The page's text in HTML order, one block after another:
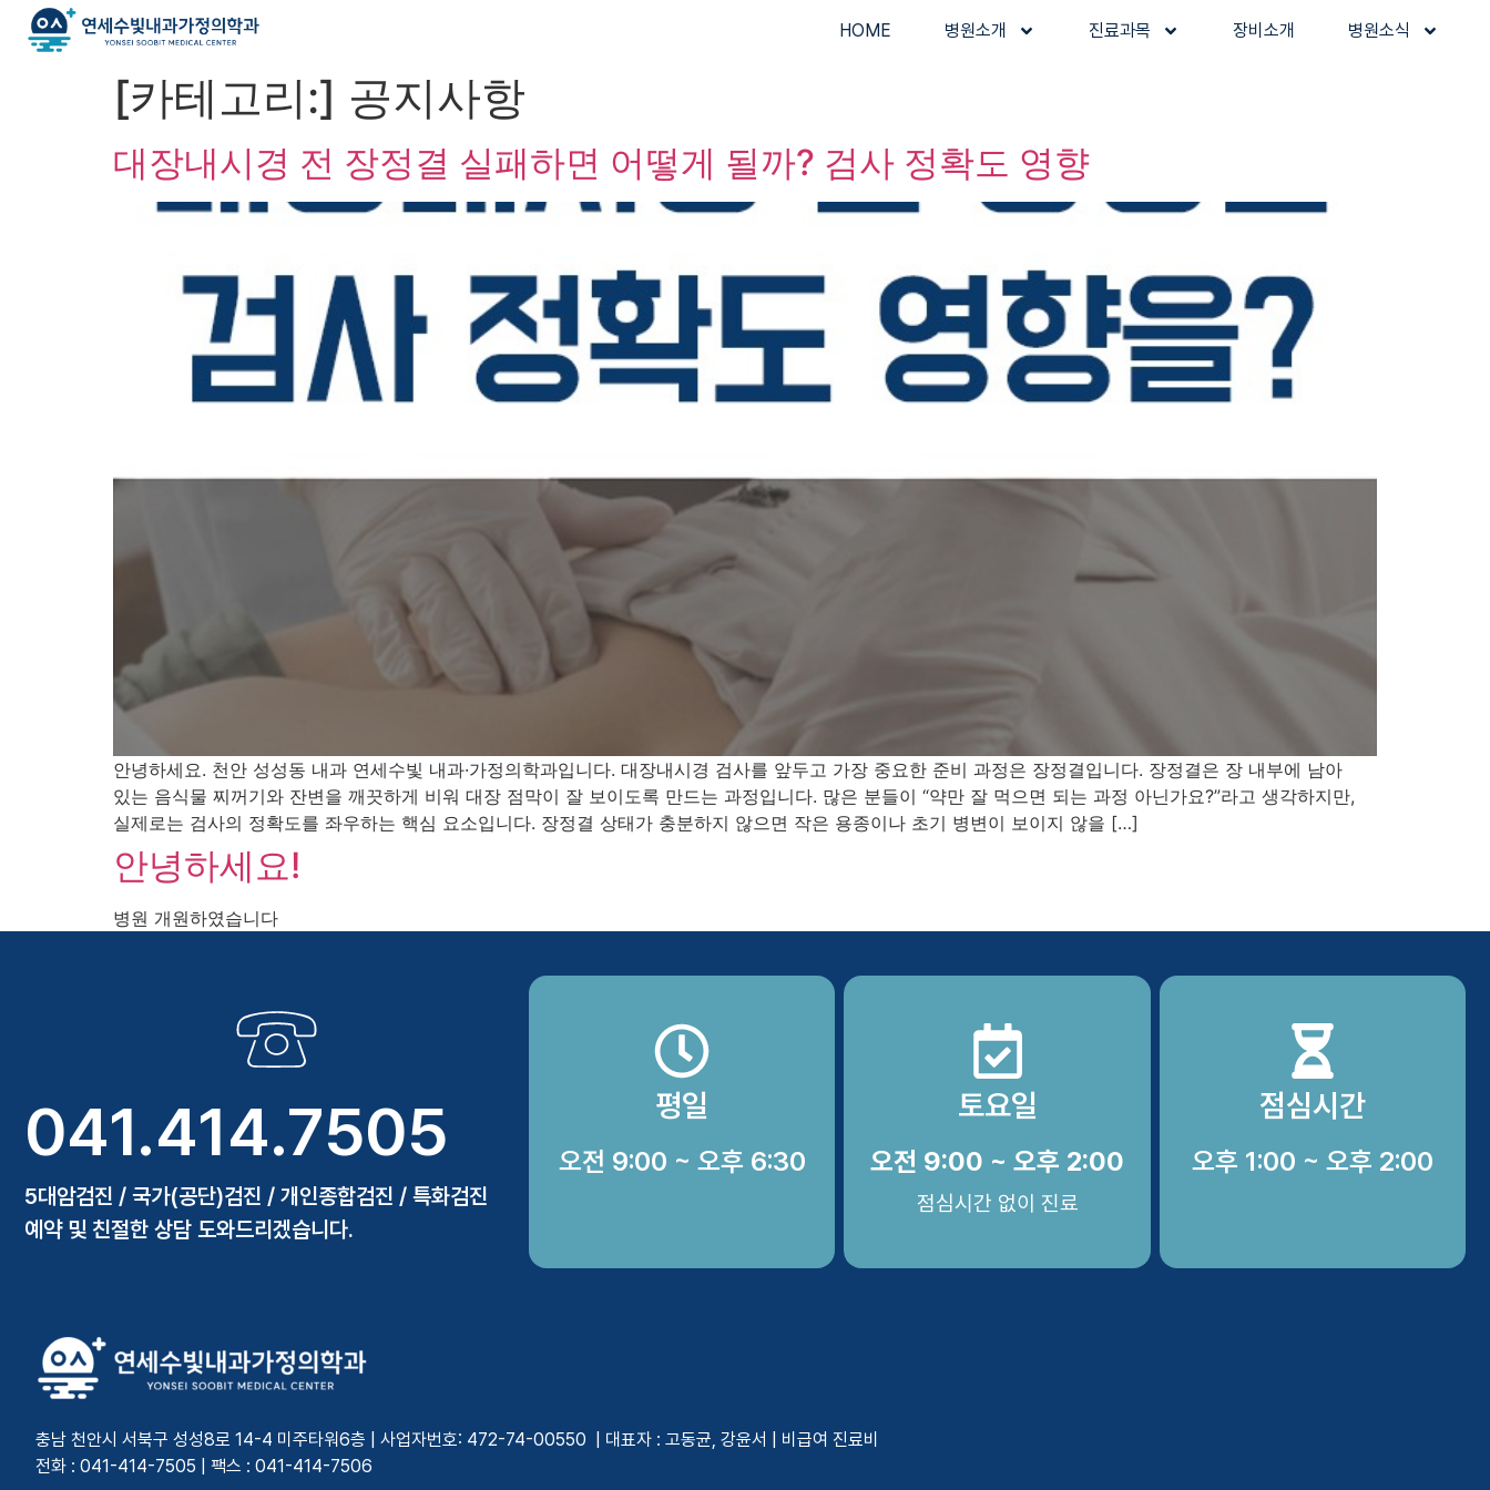
HOME 병원소개 진료과목 장비소개 병원소식
[카테고리:] 공지사항
대장내시경 전 장정결 실패하면 어떻게 될까? 검사 정확도 영향
안녕하세요. 천안 성성동 내과 연세수빛 내과·가정의학과입니다. 대장내시경 검사를 앞두고 가장 중요한 준비 과정은 장정결입니다. 장정결은 장 내부에 남아
있는 음식물 찌꺼기와 잔변을 깨끗하게 비워 대장 점막이 잘 보이도록 만드는 과정입니다. 많은 분들이 “약만 잘 먹으면 되는 과정 아닌가요?”라고 생각하지만,
실제로는 검사의 정확도를 좌우하는 핵심 요소입니다. 장정결 상태가 충분하지 않으면 작은 용종이나 초기 병변이 보이지 않을 […]
안녕하세요!
병원 개원하였습니다
041.414.7505
5대암검진 / 국가(공단)검진 / 개인종합검진 / 특화검진
예약 및 친절한 상담 도와드리겠습니다.
평일
오전 9:00 ~ 오후 6:30
토요일
오전 9:00 ~ 오후 2:00
점심시간 없이 진료
점심시간
오후 1:00 ~ 오후 2:00
충남 천안시 서북구 성성8로 14-4 미주타워6층 | 사업자번호: 472-74-00550 | 대표자 : 고동균, 강윤서 | 비급여 진료비
전화 : 041-414-7505 | 팩스 : 041-414-7506